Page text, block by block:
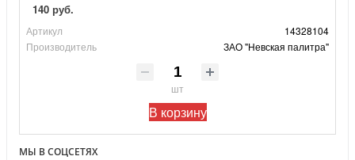
140 руб.
Артикул
14328104
Производитель
ЗАО "Невская палитра"
шт
В корзину
МЫ В СОЦСЕТЯХ